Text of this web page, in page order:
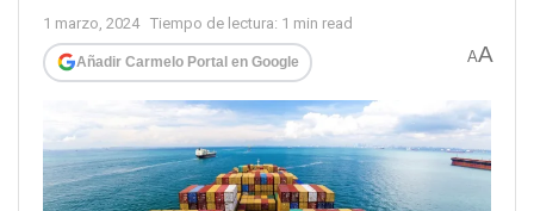
1 marzo, 2024 Tiempo de lectura: 1 min read
Añadir Carmelo Portal en Google AA